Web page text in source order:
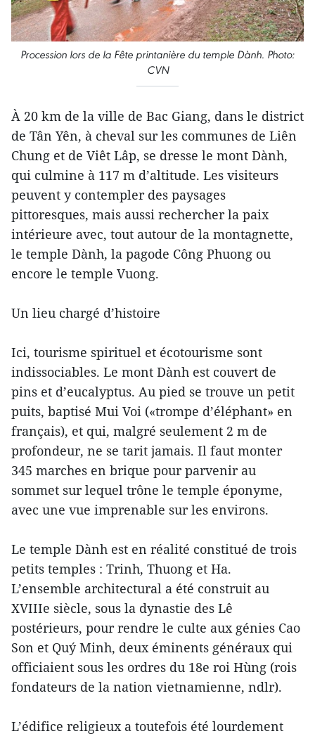
Procession lors de la Fête printanière du temple Dành. Photo:
CVN
À 20 km de la ville de Bac Giang, dans le district
de Tân Yên, à cheval sur les communes de Liên
Chung et de Viêt Lâp, se dresse le mont Dành,
qui culmine à 117 m d’altitude. Les visiteurs
peuvent y contempler des paysages
pittoresques, mais aussi rechercher la paix
intérieure avec, tout autour de la montagnette,
le temple Dành, la pagode Công Phuong ou
encore le temple Vuong.
Un lieu chargé d’histoire
Ici, tourisme spirituel et écotourisme sont
indissociables. Le mont Dành est couvert de
pins et d’eucalyptus. Au pied se trouve un petit
puits, baptisé Mui Voi («trompe d’éléphant» en
français), et qui, malgré seulement 2 m de
profondeur, ne se tarit jamais. Il faut monter
345 marches en brique pour parvenir au
sommet sur lequel trône le temple éponyme,
avec une vue imprenable sur les environs.
Le temple Dành est en réalité constitué de trois
petits temples : Trinh, Thuong et Ha.
L’ensemble architectural a été construit au
XVIIIe siècle, sous la dynastie des Lê
postérieurs, pour rendre le culte aux génies Cao
Son et Quý Minh, deux éminents généraux qui
officiaient sous les ordres du 18e roi Hùng (rois
fondateurs de la nation vietnamienne, ndlr).
L’édifice religieux a toutefois été lourdement